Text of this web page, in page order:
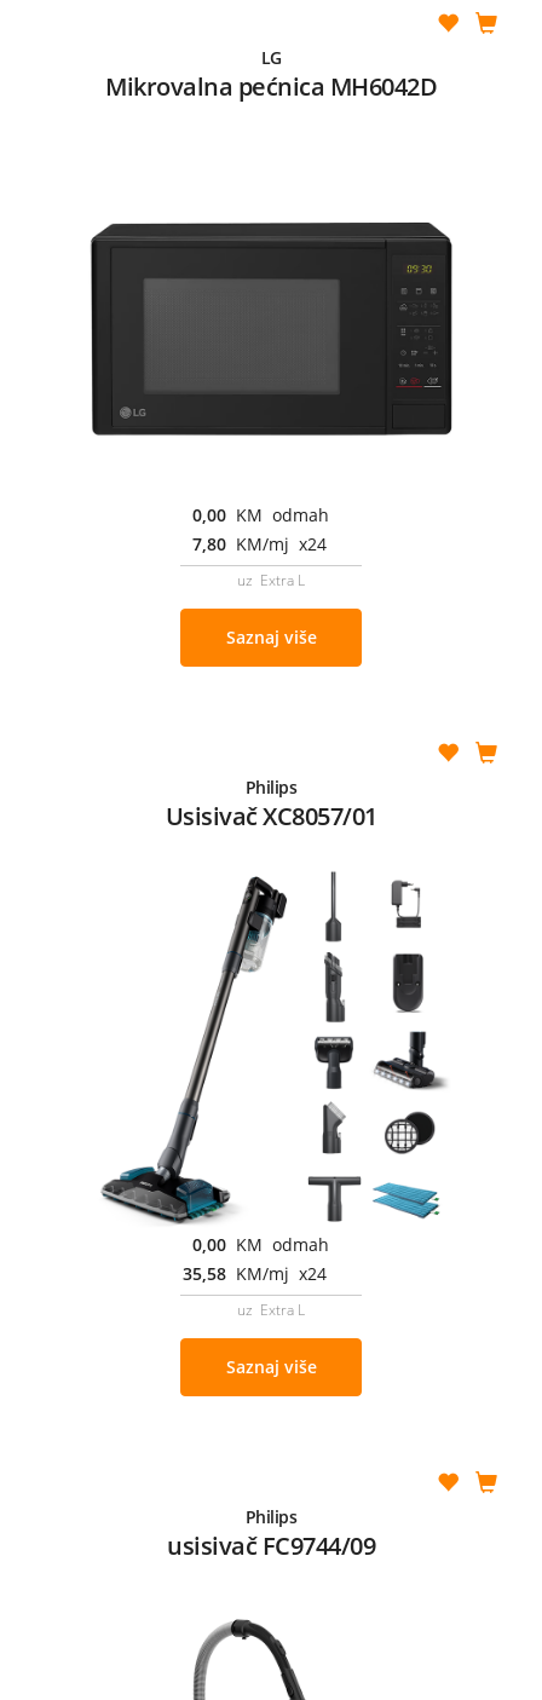
LG
Mikrovalna pećnica MH6042D
0,00 KM odmah
7,80 KM/mj x24
uz Extra L
Saznaj više
Philips
Usisivač XC8057/01
0,00 KM odmah
35,58 KM/mj x24
uz Extra L
Saznaj više
Philips
usisivač FC9744/09